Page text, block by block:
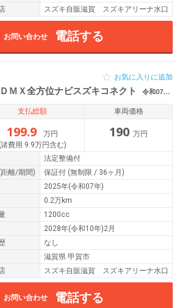
スズキ自販滋賀 スズキアリーナ水口
お問い合わせ 電話する
ＭＸ全方位ナビスズキコネクト 令和07年（2025年） 0.2万km 滋賀県甲賀市
お気に入りに追加
支払総額
199.9
万円
諸費用 9.9万円含む)
車両価格
190 万円
法定整備付
距離/期間) 保証付 (無制限 / 36ヶ月)
2025年(令和07年)
0.2万km
1200cc
2028年(令和10年)2月
なし
滋賀県 甲賀市
スズキ自販滋賀 スズキアリーナ水口
お問い合わせ 電話する